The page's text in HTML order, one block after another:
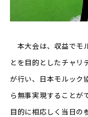
本大会は、収益でモ
とを目的としたチャリ
が行い、日本モルック
ら無事実現することが
目的に相応しく当日の